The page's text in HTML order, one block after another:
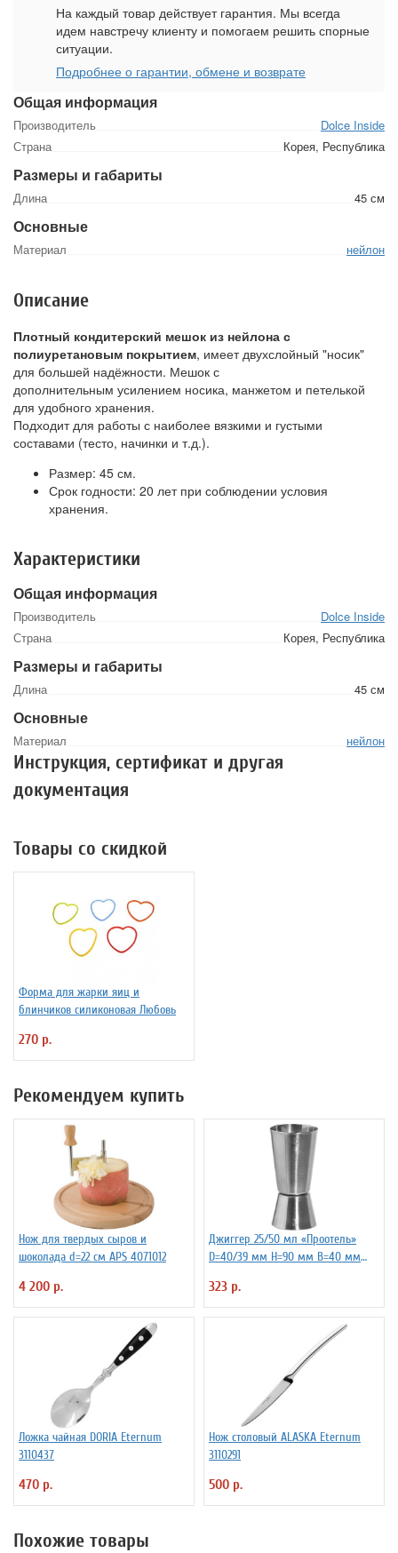
Общая информация
Производитель
Dolce Inside
Страна
Корея, Республика
Размеры и габариты
Длина 45 см
Основные
Материал нейлон
На каждый товар действует гарантия. Мы всегда
идем навстречу клиенту и помогаем решить спорные
ситуации.
Подробнее о гарантии, обмене и возврате
Описание
Плотный кондитерский мешок из нейлона с
полиуретановым покрытием, имеет двухслойный "носик"
для большей надёжности. Мешок с
дополнительным усилением носика, манжетом и петелькой
для удобного хранения.
Подходит для работы с наиболее вязкими и густыми
составами (тесто, начинки и т.д.).
Размер: 45 см.
Срок годности: 20 лет при соблюдении условия
хранения.
Характеристики
Общая информация
Производитель
Dolce Inside
Страна
Корея, Республика
Размеры и габариты
Длина 45 см
Основные
Материал нейлон
Инструкция, сертификат и другая
документация
Товары со скидкой
Форма для жарки яиц и
блинчиков силиконовая Любовь
270 р.
Рекомендуем купить
Нож для твердых сыров и
шоколада d=22 см APS 4071012
4 200 р.
Джиггер 25/50 мл «Проотель»
D=40/39 мм H=90 мм B=40 мм
323 р.
Ложка чайная DORIA Eternum
3110437
470 р.
Нож столовый ALASKA Eternum
3110291
500 р.
Похожие товары